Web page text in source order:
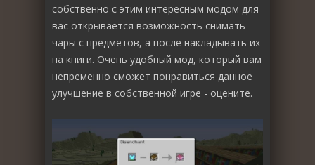
собственно с этим интересным модом для
вас открывается возможность снимать
чары с предметов, а после накладывать их
на книги. Очень удобный мод, который вам
непременно сможет понравиться данное
улучшение в собственной игре - оцените.